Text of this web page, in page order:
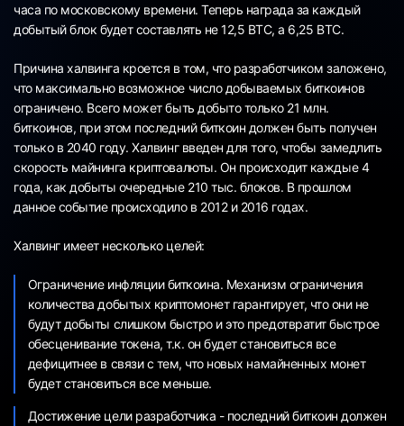
часа по московскому времени. Теперь награда за каждый
добытый блок будет составлять не 12,5 BTC, а 6,25 BTC.
Причина халвинга кроется в том, что разработчиком заложено,
что максимально возможное число добываемых биткоинов
ограничено. Всего может быть добыто только 21 млн.
биткоинов, при этом последний биткоин должен быть получен
только в 2040 году. Халвинг введен для того, чтобы замедлить
скорость майнинга криптовалюты. Он происходит каждые 4
года, как добыты очередные 210 тыс. блоков. В прошлом
данное событие происходило в 2012 и 2016 годах.
Халвинг имеет несколько целей:
Ограничение инфляции биткоина. Механизм ограничения
количества добытых криптомонет гарантирует, что они не
будут добыты слишком быстро и это предотвратит быстрое
обесценивание токена, т.к. он будет становиться все
дефицитнее в связи с тем, что новых намайненных монет
будет становиться все меньше.
Достижение цели разработчика - последний биткоин должен